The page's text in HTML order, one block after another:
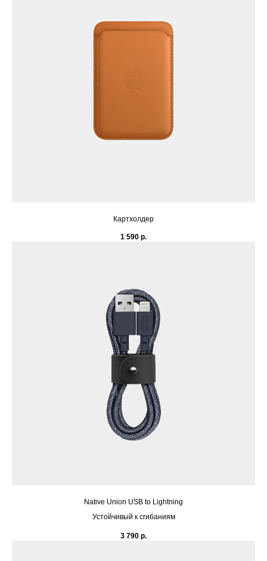
Картхолдер
1 590 р.
Native Union USB to Lightning
Устойчивый к сгибаниям
3 790 р.